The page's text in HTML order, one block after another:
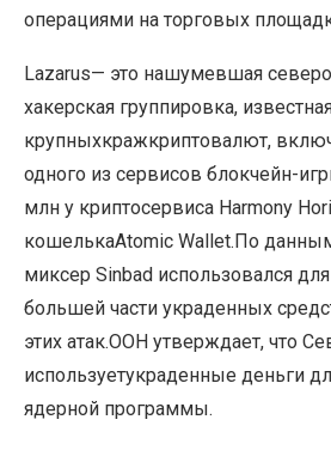
операциями на торговых
Lazarus— это нашумевшая
хакерская группировка,
крупныхкражкриптовалют,
одного из сервисов блокчейн-
млн у криптосервиса Harmony
кошелькаAtomic Wallet.По
миксер Sinbad использовался
большей части украденных
этих атак.ООН утверждает, что
используетукраденные деньги
ядерной программы.